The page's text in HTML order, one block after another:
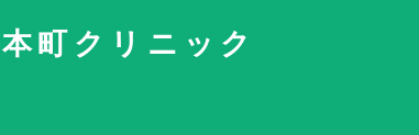
町クリニック